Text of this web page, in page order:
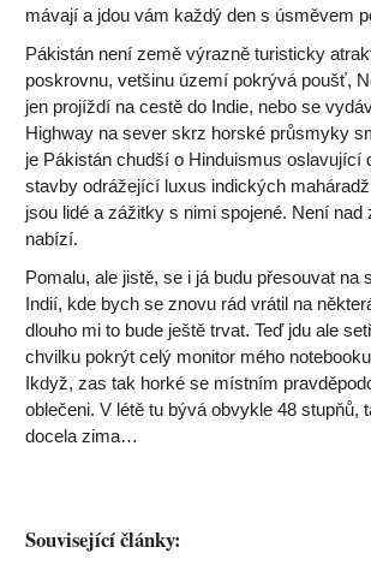
mávají a jdou vám každý den s úsměvem
Pákistán není země výrazně turisticky
poskrovnu, vetšinu území pokrývá poušť,
jen projíždí na cestě do Indie, nebo se
Highway na sever skrz horské průsmyky
je Pákistán chudší o Hinduismus oslavující
stavby odrážející luxus indických
jsou lidé a zážitky s nimi spojené. Není
nabízí.
Pomalu, ale jistě, se i já budu přesouvat
Indií, kde bych se znovu rád vrátil na
dlouho mi to bude ještě trvat. Teď jdu ale
chvilku pokrýt celý monitor mého
Ikdyž, zas tak horké se místním
oblečeni. V létě tu bývá obvykle 48 stupňů,
docela zima…
Související články: